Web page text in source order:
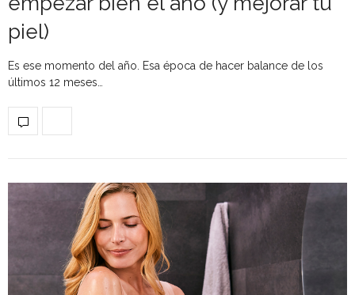
piel)
Es ese momento del año. Esa época de hacer balance de los
últimos 12 meses…